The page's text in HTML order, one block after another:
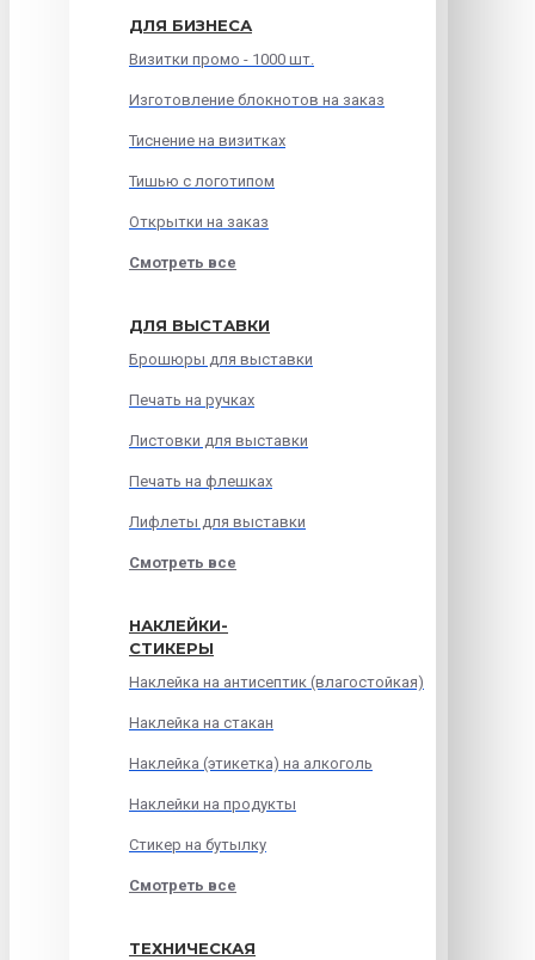
ДЛЯ БИЗНЕСА
Визитки промо - 1000 шт.
Изготовление блокнотов на заказ
Тиснение на визитках
Тишью с логотипом
Открытки на заказ
Смотреть все
ДЛЯ ВЫСТАВКИ
Брошюры для выставки
Печать на ручках
Листовки для выставки
Печать на флешках
Лифлеты для выставки
Смотреть все
НАКЛЕЙКИ-
СТИКЕРЫ
Наклейка на антисептик (влагостойкая)
Наклейка на стакан
Наклейка (этикетка) на алкоголь
Наклейки на продукты
Стикер на бутылку
Смотреть все
ТЕХНИЧЕСКАЯ